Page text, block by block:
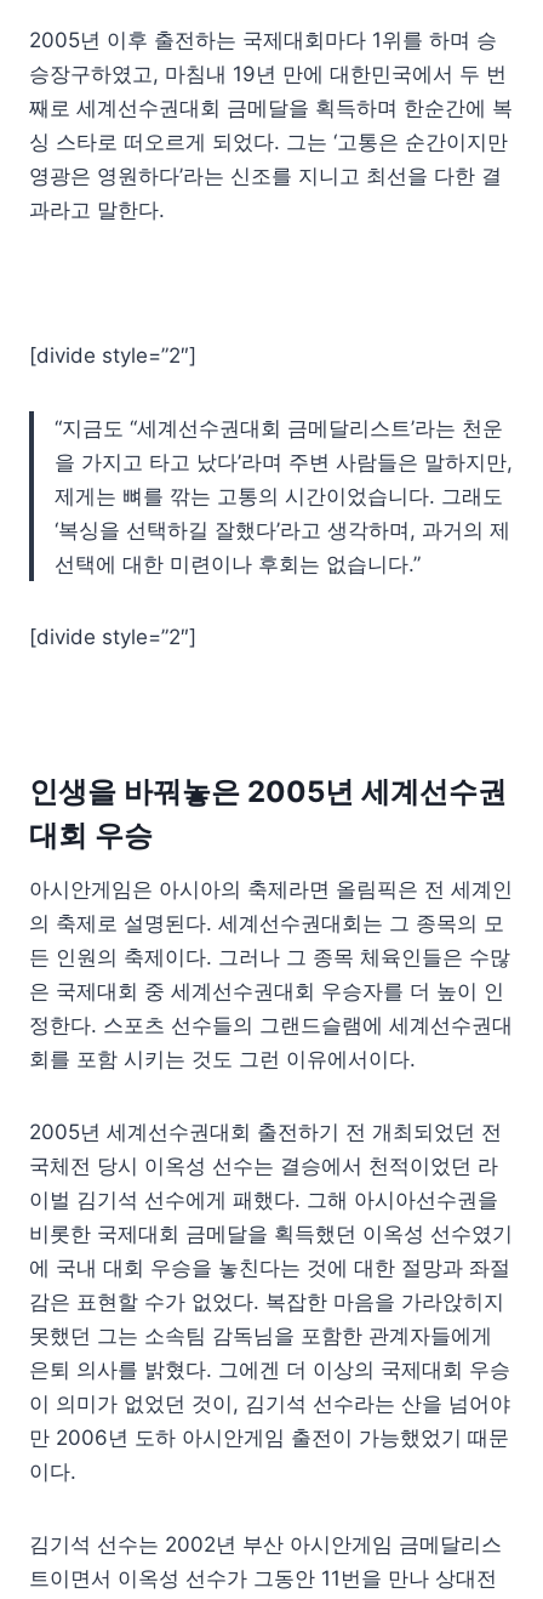
2005년 이후 출전하는 국제대회마다 1위를 하며 승
승장구하였고, 마침내 19년 만에 대한민국에서 두 번
째로 세계선수권대회 금메달을 획득하며 한순간에 복
싱 스타로 떠오르게 되었다. 그는 ‘고통은 순간이지만
영광은 영원하다’라는 신조를 지니고 최선을 다한 결
과라고 말한다.
[divide style=”2″]
“지금도 ‘‘세계선수권대회 금메달리스트’라는 천운
을 가지고 타고 났다’라며 주변 사람들은 말하지만,
제게는 뼈를 깎는 고통의 시간이었습니다. 그래도
‘복싱을 선택하길 잘했다’라고 생각하며, 과거의 제
선택에 대한 미련이나 후회는 없습니다.”
[divide style=”2″]
인생을 바꿔놓은 2005년 세계선수권
대회 우승
아시안게임은 아시아의 축제라면 올림픽은 전 세계인
의 축제로 설명된다. 세계선수권대회는 그 종목의 모
든 인원의 축제이다. 그러나 그 종목 체육인들은 수많
은 국제대회 중 세계선수권대회 우승자를 더 높이 인
정한다. 스포츠 선수들의 그랜드슬램에 세계선수권대
회를 포함 시키는 것도 그런 이유에서이다.
2005년 세계선수권대회 출전하기 전 개최되었던 전
국체전 당시 이옥성 선수는 결승에서 천적이었던 라
이벌 김기석 선수에게 패했다. 그해 아시아선수권을
비롯한 국제대회 금메달을 획득했던 이옥성 선수였기
에 국내 대회 우승을 놓친다는 것에 대한 절망과 좌절
감은 표현할 수가 없었다. 복잡한 마음을 가라앉히지
못했던 그는 소속팀 감독님을 포함한 관계자들에게
은퇴 의사를 밝혔다. 그에겐 더 이상의 국제대회 우승
이 의미가 없었던 것이, 김기석 선수라는 산을 넘어야
만 2006년 도하 아시안게임 출전이 가능했었기 때문
이다.
김기석 선수는 2002년 부산 아시안게임 금메달리스
트이면서 이옥성 선수가 그동안 11번을 만나 상대전